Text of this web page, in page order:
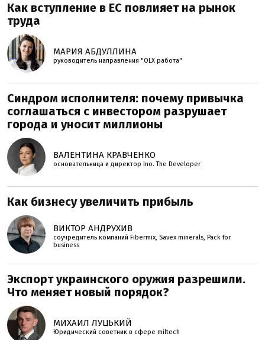
Как вступление в ЕС повлияет на рынок
труда
МАРИЯ АБДУЛЛИНА
руководитель направления "OLX работа"
Синдром исполнителя: почему привычка
соглашаться с инвестором разрушает
города и уносит миллионы
ВАЛЕНТИНА КРАВЧЕНКО
основательница и директор Ino. The Developer
Как бизнесу увеличить прибыль
ВИКТОР АНДРУХИВ
соучредитель компаний Fibermix, Savex minerals, Pack for
business
Экспорт украинского оружия разрешили.
Что меняет новый порядок?
МИХАИЛ ЛУЦЬКИЙ
Юридический советник в сфере miltech